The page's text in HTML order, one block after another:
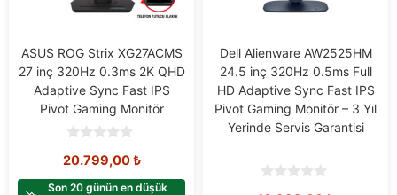
ASUS ROG Strix XG27ACMS
27 inç 320Hz 0.3ms 2K QHD
Adaptive Sync Fast IPS
Pivot Gaming Monitör
o
t
20.799,00₺
Son 20 günün en düşük
Dell Alienware AW2525HM
24.5 inç 320Hz 0.5ms Full
HD Adaptive Sync Fast IPS
Pivot Gaming Monitör – 3 Yıl
Yerinde Servis Garantisi